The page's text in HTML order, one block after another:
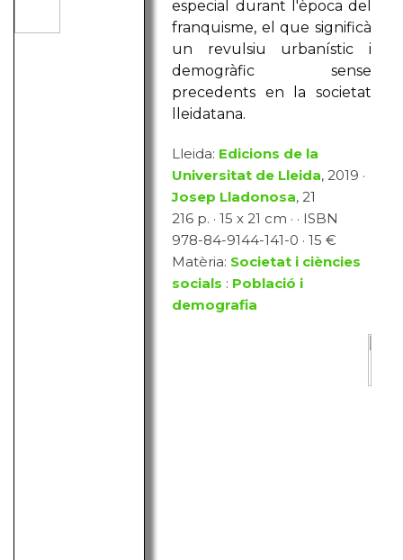
especial durant l'època del
franquisme, el que significà
un revulsiu urbanístic i
demogràfic sense
precedents en la societat
lleidatana.
Lleida: Edicions de la
Universitat de Lleida, 2019 ·
Josep Lladonosa, 21
216 p. · 15 x 21 cm · · ISBN
978-84-9144-141-0 · 15 €
Matèria: Societat i ciències
socials : Població i
demografia